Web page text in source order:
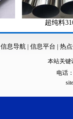
超纯料316LVV
信息导航| 信息平台 | 热
本站关键
电话